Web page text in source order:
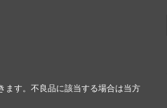
ます。不良品に該当する場合は当方